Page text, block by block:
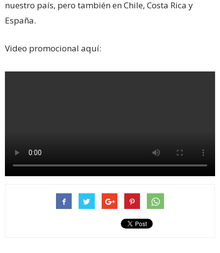
nuestro país, pero también en Chile, Costa Rica y
España.
Video promocional aquí: